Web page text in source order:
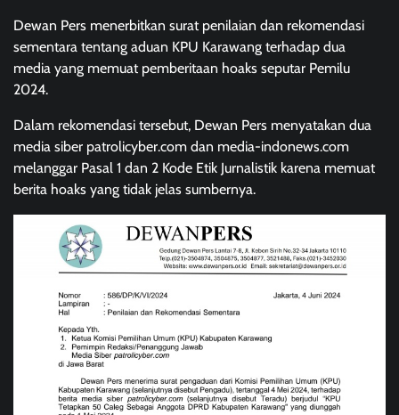
Dewan Pers menerbitkan surat penilaian dan rekomendasi
sementara tentang aduan KPU Karawang terhadap dua
media yang memuat pemberitaan hoaks seputar Pemilu
2024.
Dalam rekomendasi tersebut, Dewan Pers menyatakan dua
media siber patrolicyber.com dan media-indonews.com
melanggar Pasal 1 dan 2 Kode Etik Jurnalistik karena memuat
berita hoaks yang tidak jelas sumbernya.